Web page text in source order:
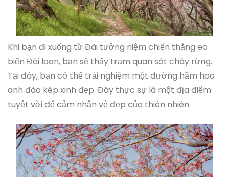
Khi bạn đi xuống từ Đài tưởng niệm chiến thắng eo
biển Đài loan, bạn sẽ thấy trạm quan sát cháy rừng.
Tại đây, bạn có thể trải nghiệm một đường hầm hoa
anh đào kép xinh đẹp. Đây thực sự là một địa điểm
tuyệt vời để cảm nhận vẻ đẹp của thiên nhiên.